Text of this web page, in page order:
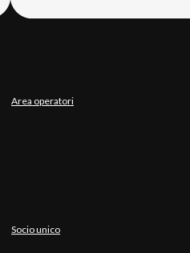
Area operatori
Socio unico